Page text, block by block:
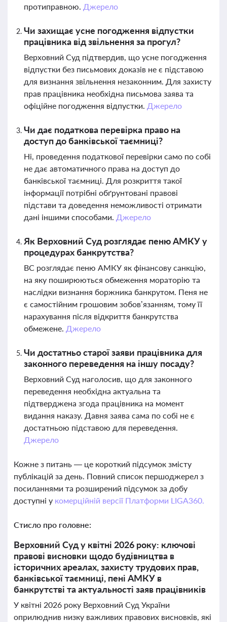
протиправною. Джерело
Чи захищає усне погодження відпустки
працівника від звільнення за прогул?
Верховний Суд підтвердив, що усне погодження
відпустки без письмових доказів не є підставою
для визнання звільнення незаконним. Для захисту
прав працівника необхідна письмова заява та
офіційне погодження відпустки. Джерело
Чи дає податкова перевірка право на
доступ до банківської таємниці?
Ні, проведення податкової перевірки само по собі
не дає автоматичного права на доступ до
банківської таємниці. Для розкриття такої
інформації потрібні обґрунтовані правові
підстави та доведення неможливості отримати
дані іншими способами. Джерело
Як Верховний Суд розглядає пеню АМКУ у
процедурах банкрутства?
ВС розглядає пеню АМКУ як фінансову санкцію,
на яку поширюються обмеження мораторію та
наслідки визнання боржника банкрутом. Пеня не
є самостійним грошовим зобов’язанням, тому її
нарахування після відкриття банкрутства
обмежене. Джерело
Чи достатньо старої заяви працівника для
законного переведення на іншу посаду?
Верховний Суд наголосив, що для законного
переведення необхідна актуальна та
підтверджена згода працівника на момент
видання наказу. Давня заява сама по собі не є
достатньою підставою для переведення.
Джерело
Кожне з питань — це короткий підсумок змісту
публікацій за день. Повний список першоджерел з
посиланнями та розширений підсумок за добу
доступні у комерційній версії Платформи LIGA360.
Стисло про головне:
Верховний Суд у квітні 2026 року: ключові
правові висновки щодо будівництва в
історичних ареалах, захисту трудових прав,
банківської таємниці, пені АМКУ в
банкрутстві та актуальності заяв працівників
У квітні 2026 року Верховний Суд України
оприлюднив низку важливих правових висновків, які